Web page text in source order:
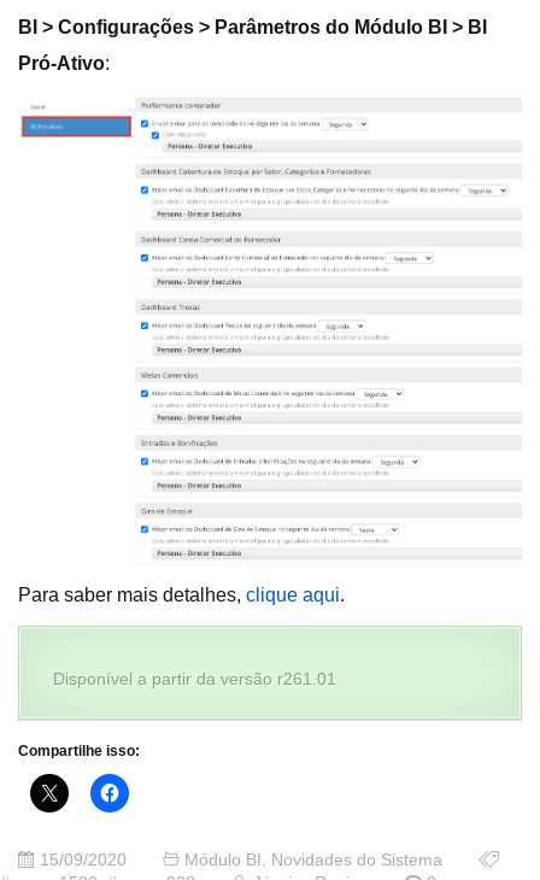
BI > Configurações > Parâmetros do Módulo BI > BI
Pró-Ativo:
Para saber mais detalhes, clique aqui.
Disponível a partir da versão r261.01
Compartilhe isso:
15/09/2020 Módulo BI , Novidades do Sistema